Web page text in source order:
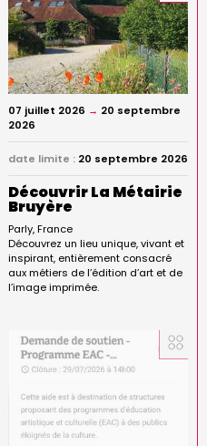
07 juillet 2026 → 20 septembre
2026
date limite : 20 septembre 2026
Découvrir La Métairie
Bruyère
Parly France
Découvrez un lieu unique, vivant et
inspirant, entièrement consacré
aux métiers de l’édition d’art et de
l’image imprimée.